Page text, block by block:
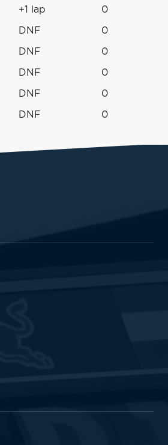
+1 lap 0
DNF 0
DNF 0
DNF 0
DNF 0
DNF 0